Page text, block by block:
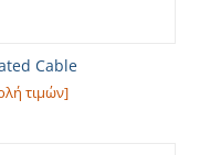
Cable
τιμών]